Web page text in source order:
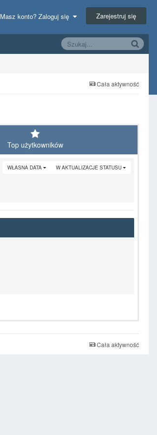
Masz konto? Zaloguj się Zarejestruj się
Cała aktywność
Top użytkowników
W AKTUALIZACJE STATUSU
WŁASNA DATA
Cała aktywność